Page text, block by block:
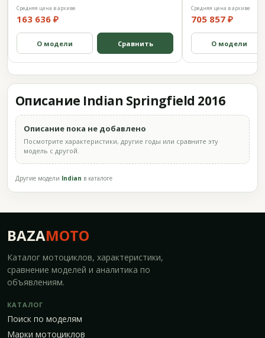
Средняя цена в архиве
163 636 ₽
О модели Сравнить
Средняя цена в архиве
705 857 ₽
О модели
Описание Indian Springfield 2016
Описание пока не добавлено
Посмотрите характеристики, другие годы или сравните эту
модель с другой.
Другие модели Indian в каталоге
BAZAMOTO
Каталог мотоциклов, характеристики,
сравнение моделей и аналитика по
объявлениям.
КАТАЛОГ
Поиск по моделям
Марки мотоциклов